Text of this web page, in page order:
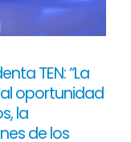
TEN: “La
oportunidad
la
de los